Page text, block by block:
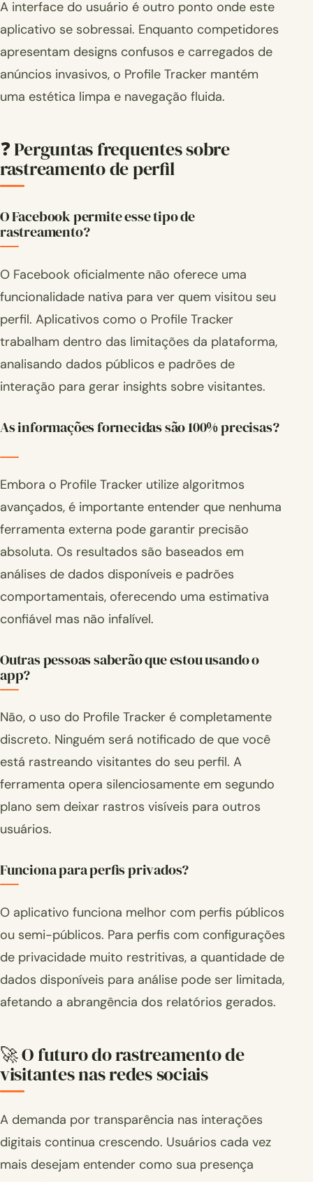
A interface do usuário é outro ponto onde este
aplicativo se sobressai. Enquanto competidores
apresentam designs confusos e carregados de
anúncios invasivos, o Profile Tracker mantém
uma estética limpa e navegação fluida.
❓ Perguntas frequentes sobre
rastreamento de perfil
O Facebook permite esse tipo de
rastreamento?
O Facebook oficialmente não oferece uma
funcionalidade nativa para ver quem visitou seu
perfil. Aplicativos como o Profile Tracker
trabalham dentro das limitações da plataforma,
analisando dados públicos e padrões de
interação para gerar insights sobre visitantes.
As informações fornecidas são 100% precisas?
Embora o Profile Tracker utilize algoritmos
avançados, é importante entender que nenhuma
ferramenta externa pode garantir precisão
absoluta. Os resultados são baseados em
análises de dados disponíveis e padrões
comportamentais, oferecendo uma estimativa
confiável mas não infalível.
Outras pessoas saberão que estou usando o
app?
Não, o uso do Profile Tracker é completamente
discreto. Ninguém será notificado de que você
está rastreando visitantes do seu perfil. A
ferramenta opera silenciosamente em segundo
plano sem deixar rastros visíveis para outros
usuários.
Funciona para perfis privados?
O aplicativo funciona melhor com perfis públicos
ou semi-públicos. Para perfis com configurações
de privacidade muito restritivas, a quantidade de
dados disponíveis para análise pode ser limitada,
afetando a abrangência dos relatórios gerados.
🚀 O futuro do rastreamento de
visitantes nas redes sociais
A demanda por transparência nas interações
digitais continua crescendo. Usuários cada vez
mais desejam entender como sua presença